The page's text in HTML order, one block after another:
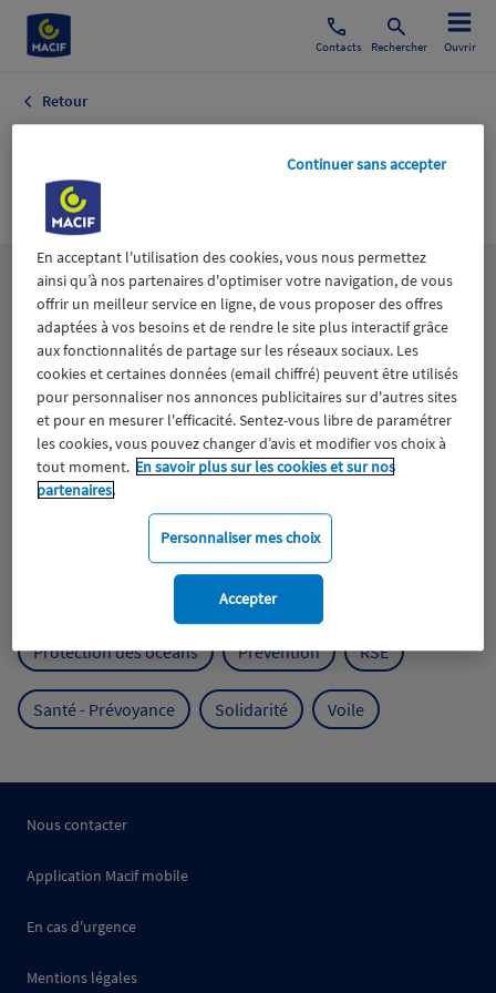
Contacts Rechercher Ouvrir
Retour
Médicale
Lesthématiques
Aidants Catastrophes naturelles Climat
Engagement Epargne ESS
Expérience clients Fondation Macif Jeunesse
Mutualisme
Protection de l'environnement
Protection des océans Prévention RSE
Santé - Prévoyance Solidarité Voile
Nous contacter
Application Macif mobile
En cas d'urgence
Mentions légales
En acceptant l'utilisation des cookies, vous nous permettez
ainsi qu’à nos partenaires d'optimiser votre navigation, de vous
offrir un meilleur service en ligne, de vous proposer des offres
adaptées à vos besoins et de rendre le site plus interactif grâce
aux fonctionnalités de partage sur les réseaux sociaux. Les
cookies et certaines données (email chiffré) peuvent être utilisés
pour personnaliser nos annonces publicitaires sur d'autres sites
et pour en mesurer l'efficacité. Sentez-vous libre de paramétrer
les cookies, vous pouvez changer d’avis et modifier vos choix à
tout moment. En savoir plus sur les cookies et sur nos
partenaires.
Personnaliser mes choix
Continuer sans accepter
Accepter